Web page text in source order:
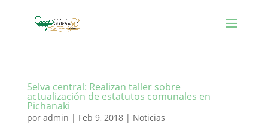
Selva central: Realizan taller sobre
actualización de estatutos comunales en
Pichanaki
por admin | Feb 9, 2018| Noticias